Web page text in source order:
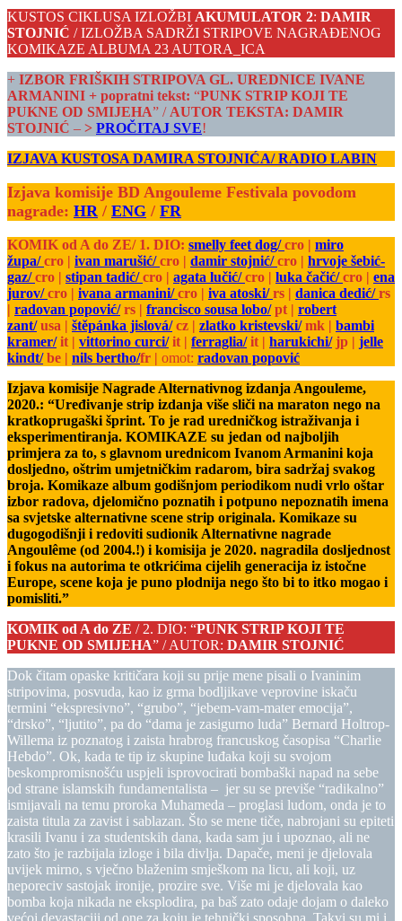
KUSTOS CIKLUSA IZLOŽBI AKUMULATOR 2: DAMIR
STOJNIĆ / IZLOŽBA SADRŽI STRIPOVE NAGRAĐENOG
KOMIKAZE ALBUMA 23 AUTORA_ICA
+ IZBOR FRIŠKIH STRIPOVA GL. UREDNICE IVANE
ARMANINI + popratni tekst: “PUNK STRIP KOJI TE
PUKNE OD SMIJEHA” / AUTOR TEKSTA: DAMIR
STOJNIĆ – > PROČITAJ SVE!
IZJAVA KUSTOSA DAMIRA STOJNIĆA/ RADIO LABIN
Izjava komisije BD Angouleme Festivala povodom
nagrade: HR / ENG / FR
KOMIK od A do ZE/ 1. DIO: smelly feet dog/cro | miro
župa/cro | ivan marušić/cro | damir stojnić/cro | hrvoje šebić-
gaz/cro | stipan tadić/cro | agata lučić/cro | luka čačić/cro | ena
jurov/cro | ivana armanini/cro | iva atoski/rs | danica dedić/rs
| radovan popović/rs | francisco sousa lobo/pt | robert
zant/usa | štěpánka jislová/cz | zlatko kristevski/mk | bambi
kramer/it | vittorino curci/it | ferraglia/it | harukichi/jp | jelle
kindt/be | nils bertho/fr | omot: radovan popović
Izjava komisije Nagrade Alternativnog izdanja Angouleme,
2020.: “Uređivanje strip izdanja više sliči na maraton nego na
kratkoprugaški šprint. To je rad uredničkog istraživanja i
eksperimentiranja. KOMIKAZE su jedan od najboljih
primjera za to, s glavnom urednicom Ivanom Armanini koja
dosljedno, oštrim umjetničkim radarom, bira sadržaj svakog
broja. Komikaze album godišnjom periodikom nudi vrlo oštar
izbor radova, djelomično poznatih i potpuno nepoznatih imena
sa svjetske alternativne scene strip originala. Komikaze su
dugogodišnji i redoviti sudionik Alternativne nagrade
Angoulême (od 2004.!) i komisija je 2020. nagradila dosljednost
i fokus na autorima te otkrićima cijelih generacija iz istočne
Europe, scene koja je puno plodnija nego što bi to itko mogao i
pomisliti.”
KOMIK od A do ZE / 2. DIO: “PUNK STRIP KOJI TE
PUKNE OD SMIJEHA” / AUTOR: DAMIR STOJNIĆ
Dok čitam opaske kritičara koji su prije mene pisali o Ivaninim
stripovima, posvuda, kao iz grma bodljikave veprovine iskaču
termini “ekspresivno”, “grubo”, “jebem-vam-mater emocija”,
“drsko”, “ljutito”, pa do “dama je zasigurno luda” Bernard Holtrop-
Willema iz poznatog i zaista hrabrog francuskog časopisa “Charlie
Hebdo”. Ok, kada te tip iz skupine luđaka koji su svojom
beskompromisnošću uspjeli isprovocirati bombaški napad na sebe
od strane islamskih fundamentalista – jer su se previše “radikalno”
ismijavali na temu proroka Muhameda – proglasi ludom, onda je to
zaista titula za zavist i sablazan. Što se mene tiče, nabrojani su epiteti
krasili Ivanu i za studentskih dana, kada sam ju i upoznao, ali ne
zato što je razbijala izloge i bila divlja. Dapače, meni je djelovala
uvijek mirno, s vječno blaženim smješkom na licu, ali koji, uz
neporeciv sastojak ironije, prozire sve. Više mi je djelovala kao
bomba koja nikada ne eksplodira, pa baš zato odaje dojam o daleko
većoj devastaciji od one za koju je tehnički sposobna. Takvi su mi i